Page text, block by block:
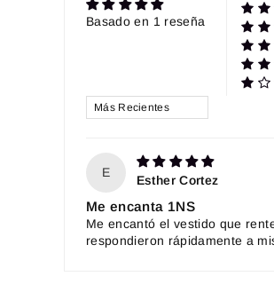
Basado en 1 reseña
SORT BY
E
Esther Cortez
Me encanta 1NS
Me encantó el vestido que
respondieron rápidamente a